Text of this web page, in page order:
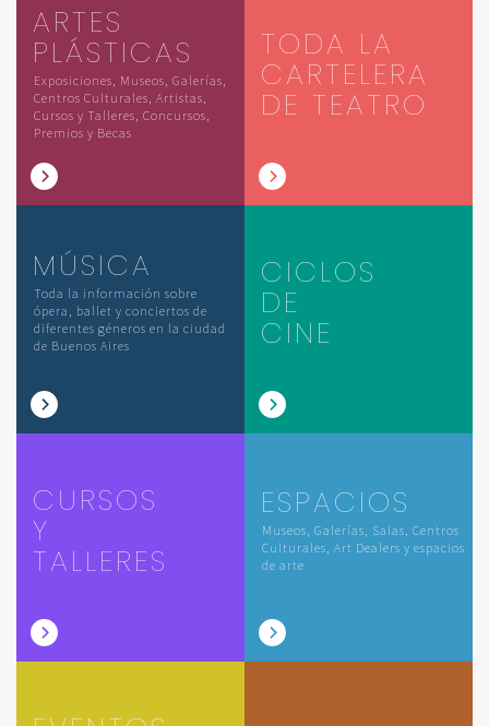
ARTES
PLÁSTICAS
Exposiciones, Museos, Galerías,
Centros Culturales, Artistas,
Cursos y Talleres, Concursos,
Premios y Becas
TODA LA
CARTELERA
DE TEATRO
MÚSICA
Toda la información sobre
ópera, ballet y conciertos de
diferentes géneros en la ciudad
de Buenos Aires
CICLOS
DE
CINE
CURSOS
Y
TALLERES
ESPACIOS
Museos, Galerías, Salas, Centros
Culturales, Art Dealers y espacios
de arte